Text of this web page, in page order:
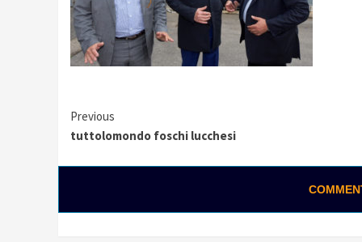
Continue
Previous
tuttolomondo foschi lucchesi